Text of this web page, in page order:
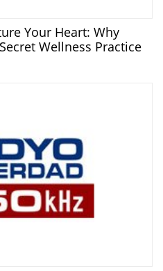
Your Heart: Why
Wellness Practice